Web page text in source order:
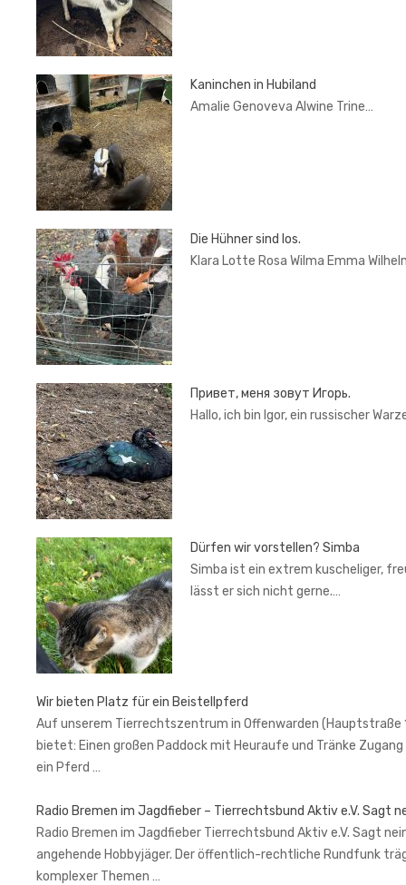
Kaninchen in Hubiland
Amalie Genoveva Alwine Trine…
Die Hühner sind los.
Klara Lotte Rosa Wilma Emma
Привет, меня зовут Игорь.
Hallo, ich bin Igor, ein russischer
Dürfen wir vorstellen? Simba
Simba ist ein extrem kuscheliger,
lässt er sich nicht gerne.…
Wir bieten Platz für ein Beistellpferd
Auf unserem Tierrechtszentrum in Offenwarden
bietet: Einen großen Paddock mit Heuraufe und Tränke
ein Pferd …
Radio Bremen im Jagdfieber – Tierrechtsbund Aktiv e.V. Sagt
Radio Bremen im Jagdfieber Tierrechtsbund Aktiv e.V. Sagt
angehende Hobbyjäger. Der öffentlich-rechtliche Rundfunk
komplexer Themen …